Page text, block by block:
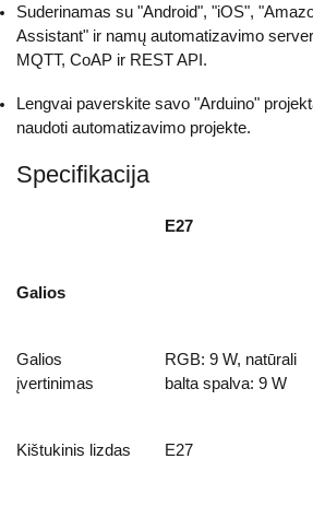
Suderinamas su "Android", "iOS",
Assistant" ir namų automatizavimo
MQTT, CoAP ir REST API.
Lengvai paverskite savo "Arduino"
naudoti automatizavimo projekte.
Specifikacija
E27
Galios
Galios
įvertinimas
RGB: 9 W, natūrali
balta spalva: 9 W
Kištukinis lizdas E27